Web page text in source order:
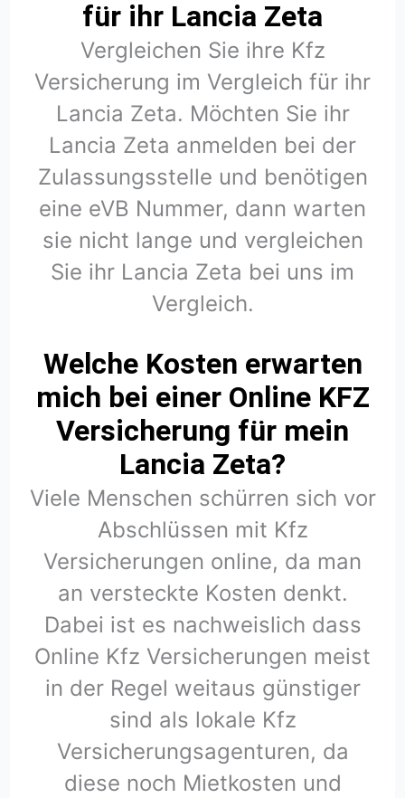
für ihr Lancia Zeta
Vergleichen Sie ihre Kfz
Versicherung im Vergleich für ihr
Lancia Zeta. Möchten Sie ihr
Lancia Zeta anmelden bei der
Zulassungsstelle und benötigen
eine eVB Nummer, dann warten
sie nicht lange und vergleichen
Sie ihr Lancia Zeta bei uns im
Vergleich.
Welche Kosten erwarten
mich bei einer Online KFZ
Versicherung für mein
Lancia Zeta?
Viele Menschen schürren sich vor
Abschlüssen mit Kfz
Versicherungen online, da man
an versteckte Kosten denkt.
Dabei ist es nachweislich dass
Online Kfz Versicherungen meist
in der Regel weitaus günstiger
sind als lokale Kfz
Versicherungsagenturen, da
diese noch Mietkosten und